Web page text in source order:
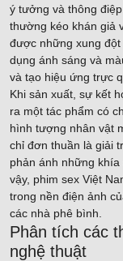
ý tưởng và thông
thường kéo khán giả
được những xung
dụng ánh sáng và
và tạo hiệu ứng trực
Khi sản xuất, sự kết
ra một tác phẩm có
hình tượng nhân vật
chỉ đơn thuần là giải
phản ánh những
vậy, phim sex Việt
trong nền điện ảnh
các nhà phê bình.
Phân tích các
nghệ thuật